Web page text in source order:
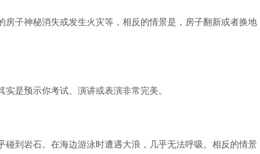
子神秘消失或发生火灾等，相反的情景是，房子翻新或者换地
是预示你考试、演讲或表演非常完美。
到岩石。在海边游泳时遭遇大浪，几乎无法呼吸。相反的情景